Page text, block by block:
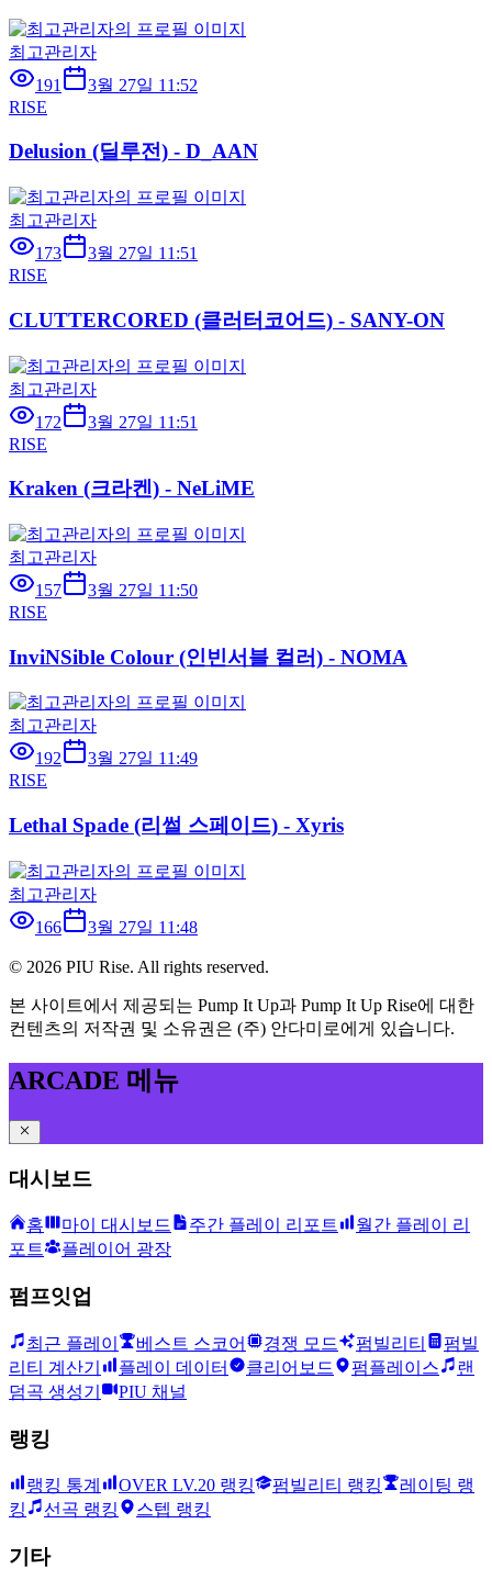
최고관리자
191
3월 27일 11:52
RISE
Delusion (딜루전) - D_AAN
최고관리자
173
3월 27일 11:51
RISE
CLUTTERCORED (클러터코어드) - SANY-ON
최고관리자
172
3월 27일 11:51
RISE
Kraken (크라켄) - NeLiME
최고관리자
157
3월 27일 11:50
RISE
InviNSible Colour (인빈서블 컬러) - NOMA
최고관리자
192
3월 27일 11:49
RISE
Lethal Spade (리썰 스페이드) - Xyris
최고관리자
166
3월 27일 11:48
© 2026 PIU Rise. All rights reserved.
본 사이트에서 제공되는 Pump It Up과 Pump It Up Rise에 대한
컨텐츠의 저작권 및 소유권은 (주) 안다미로에게 있습니다.
ARCADE 메뉴
대시보드
홈 마이 대시보드 주간 플레이 리포트
월간 플레이 리
포트
플레이어 광장
펌프잇업
최근 플레이 베스트 스코어 경쟁 모드 펌빌리티
펌빌
리티 계산기
플레이 데이터 클리어보드 펌플레이스
랜
덤곡 생성기
PIU 채널
랭킹
랭킹 통계 OVER LV.20 랭킹 펌빌리티 랭킹
레이팅 랭
킹
선곡 랭킹 스텝 랭킹
기타